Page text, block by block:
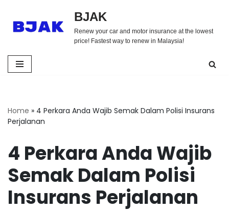
Skip
BJAK
Renew your car and motor insurance at the lowest
price! Fastest way to renew in Malaysia!
Home » 4 Perkara Anda Wajib Semak Dalam Polisi Insurans
Perjalanan
4 Perkara Anda Wajib
Semak Dalam Polisi
Insurans Perjalanan